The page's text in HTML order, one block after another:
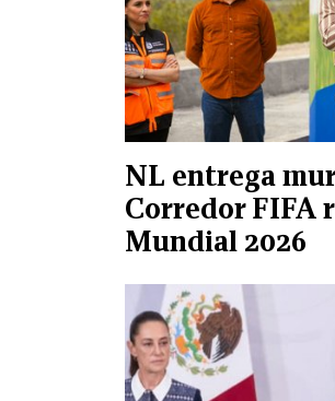
NL entrega
Corredor FIFA
Mundial 2026